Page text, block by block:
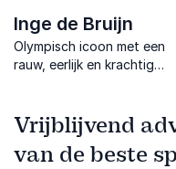
Inge de Bruijn
Olympisch icoon met een
rauw, eerlijk en krachtig
Vrijblijvend
van de beste